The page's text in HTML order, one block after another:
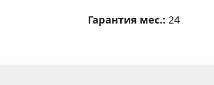
Гарантия мес.: 24